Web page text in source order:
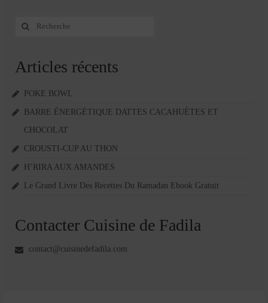
Rechercher
Articles récents
POKE BOWL
BARRE ÉNERGÉTIQUE DATTES CACAHUÈTES ET
CHOCOLAT
CROUSTI-CUP AU THON
H’RIRA AUX AMANDES
Le Grand Livre Des Recettes Du Ramadan Ebook Gratuit
Contacter Cuisine de Fadila
contact@cuisinedefadila.com